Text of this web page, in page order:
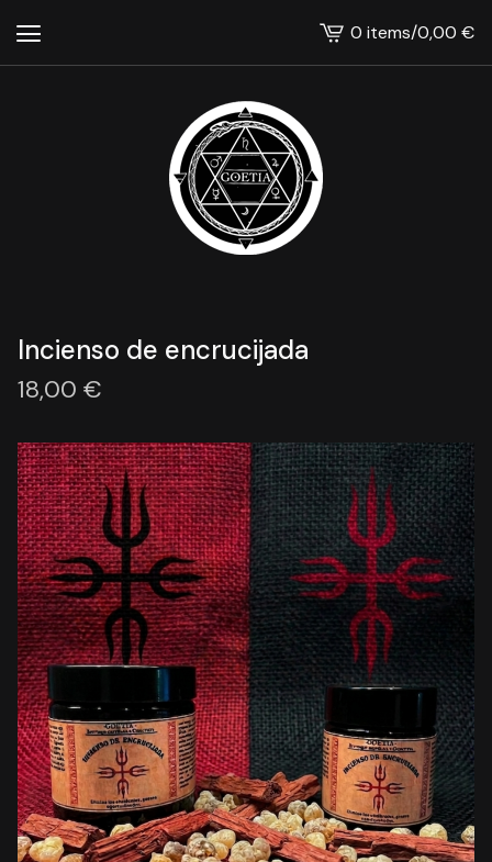
View
cart
0 items/0,00 €
Incienso de encrucijada
18,00 €